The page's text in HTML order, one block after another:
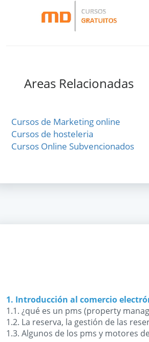
Areas Relacionadas
Cursos de Marketing online
Cursos de hosteleria
Cursos Online Subvencionados
1. Introducción al comercio
1.1. ¿qué es un pms (property
1.2. La reserva, la gestión de las
1.3. Algunos de los pms y motores